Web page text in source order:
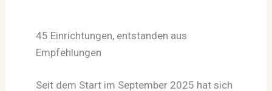
45 Einrichtungen, entstanden aus
Empfehlungen
Seit dem Start im September 2025 hat sich